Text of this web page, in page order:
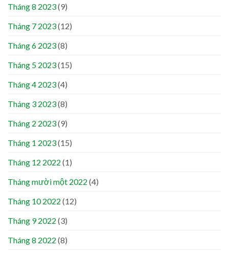
Tháng 8 2023(9)
Tháng 7 2023(12)
Tháng 6 2023(8)
Tháng 5 2023(15)
Tháng 4 2023(4)
Tháng 3 2023(8)
Tháng 2 2023(9)
Tháng 1 2023(15)
Tháng 12 2022 (1)
Tháng mười một 2022 (4)
Tháng 10 2022 (12)
Tháng 9 2022 (3)
Tháng 8 2022 (8)